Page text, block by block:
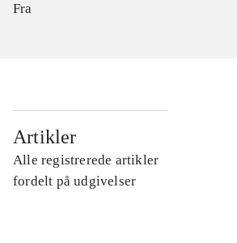
Fra
Artikler
Alle registrerede artikler
fordelt på udgivelser